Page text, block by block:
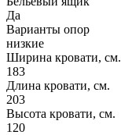
Да
Варианты опор
низкие
Ширина кровати, см.
183
Длина кровати, см.
203
Высота кровати, см.
120